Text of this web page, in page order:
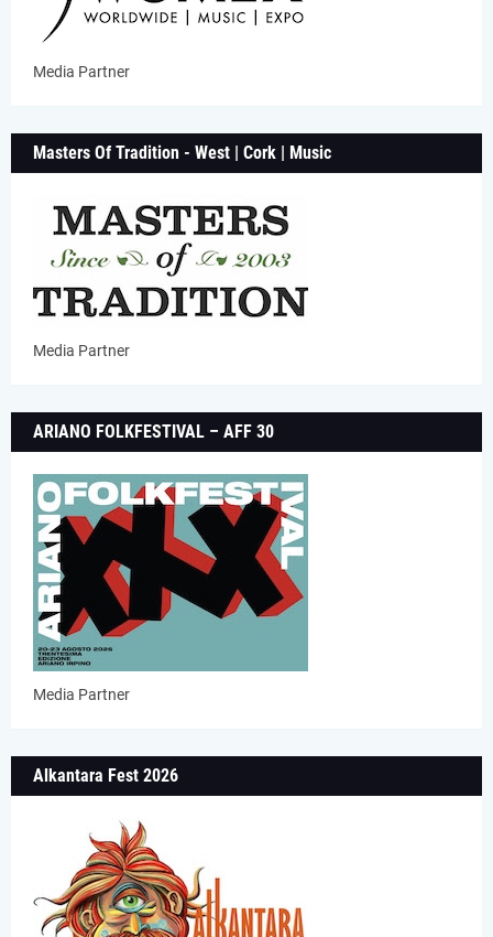
Media Partner
Masters Of Tradition - West | Cork | Music
Media Partner
ARIANO FOLKFESTIVAL – AFF 30
Media Partner
Alkantara Fest 2026